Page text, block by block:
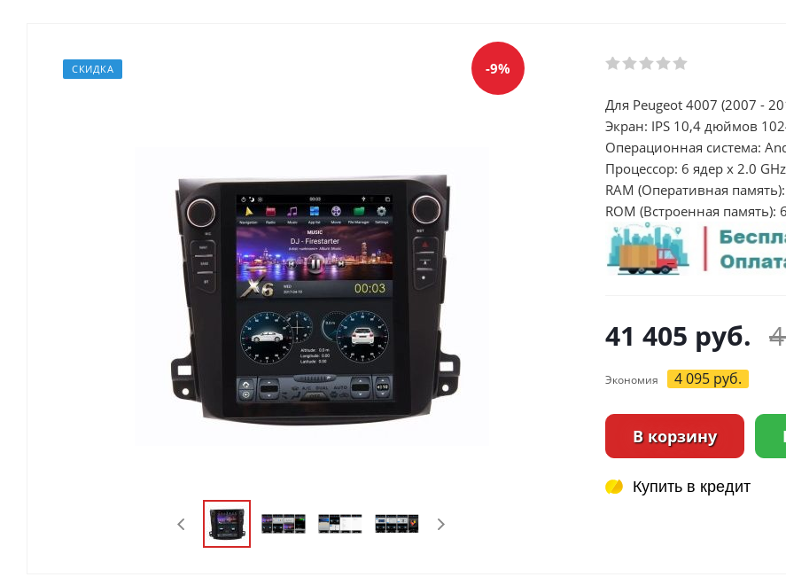
СКИДКА -9%
Для Peugeot 4007 (2007 -
Экран: IPS 10,4 дюймов
Операционная система:
Процессор: 6 ядер х 2.0
RAM (Оперативная
ROM (Встроенная память):
41 405 руб.
Экономия 4 095 руб.
В корзину
Купить в кредит
Купить в кредит